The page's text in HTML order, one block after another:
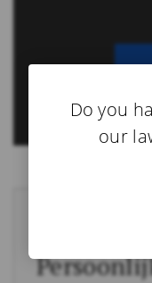
Do you
our